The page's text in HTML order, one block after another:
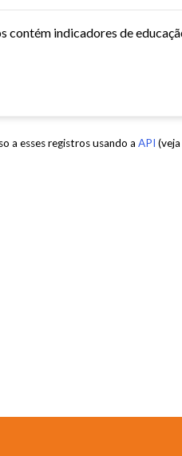
a esses registros usando a API (veja